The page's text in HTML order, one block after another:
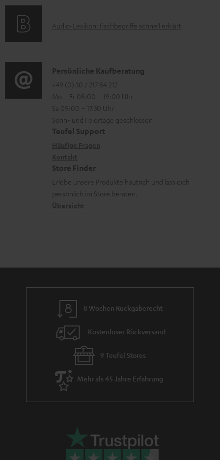
e
n
m
V
e
r
s
n
d
i
e
n
z
u
r
a
r
a
t
g
e
r
ä
t
ü
c
m
A
i
o
-
L
e
k
o
Audio-Lexikon: Fachbegriffe schnell erklärt
K
o
n
t
a
d
a
Persönliche Kaufberatung
+49 (0) 30 / 217 84 212
Mo – Fr 08:00 – 19:00 Uhr
Sa 09:00 – 17:30 Uhr
Sonn- und Feiertage geschlossen
Teufel Support
Store Finder
Erlebe unsere Produkte hautnah und lass dich
persönlich im Store beraten.
8 Wochen Rückgaberecht
Kostenloser Rückversand
9 Teufel Stores
Mehr als 45 Jahre Erfahrung